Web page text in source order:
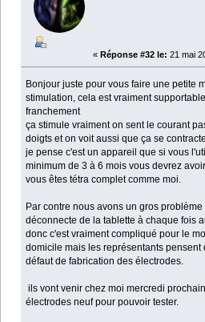
« Réponse #32 le: 21 mai
Bonjour juste pour vous faire une petite
stimulation, cela est vraiment
franchement
ça stimule vraiment on sent le courant
doigts et on voit aussi que ça se
je pense c'est un appareil que si vous
minimum de 3 à 6 mois vous devrez
vous êtes tétra complet comme moi.
Par contre nous avons un gros
déconnecte de la tablette à chaque fois
donc c'est vraiment compliqué pour le
domicile mais les représentants pensent
défaut de fabrication des électrodes.
ils vont venir chez moi mercredi
électrodes neuf pour pouvoir tester.